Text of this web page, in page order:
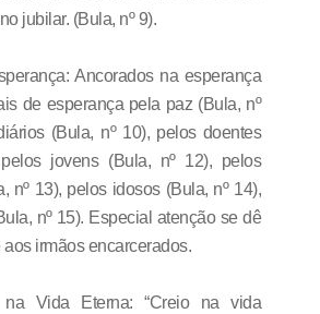
jubilar. (Bula, nº 9).
Ancorados na esperança
de esperança pela paz (Bula, nº
(Bula, nº 10), pelos doentes
jovens (Bula, nº 12), pelos
nº 13), pelos idosos (Bula, nº 14),
nº 15). Especial atenção se dê
irmãos encarcerados.
na Vida Eterna: “Creio na vida